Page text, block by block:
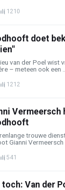
1210
doet
van der Poel wist
– meteen ook een ...
1212
trouwe
Gianni Vermeersch
541
toch: Van der